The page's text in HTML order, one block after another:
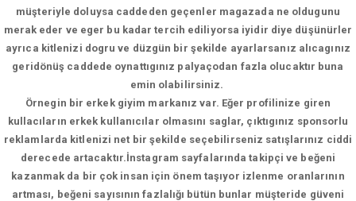
müşteriyle doluysa caddeden geçenler magazada ne oldugunu
merak eder ve eger bu kadar tercih ediliyorsa iyidir diye düşünürler
ayrıca kitlenizi dogru ve düzgün bir şekilde ayarlarsanız alıcagınız
geridönüş caddede oynattıgınız palyaçodan fazla olucaktır buna
emin olabilirsiniz.
Örnegin bir erkek giyim markanız var. Eğer profilinize giren
kullacıların erkek kullanıcılar olmasını saglar, çıktıgınız sponsorlu
reklamlarda kitlenizi net bir şekilde seçebilirseniz satışlarınız ciddi
derecede artacaktır.İnstagram sayfalarında takipçi ve beğeni
kazanmak da bir çok insan için önem taşıyor izlenme oranlarının
artması, beğeni sayısının fazlalığı bütün bunlar müşteride güveni